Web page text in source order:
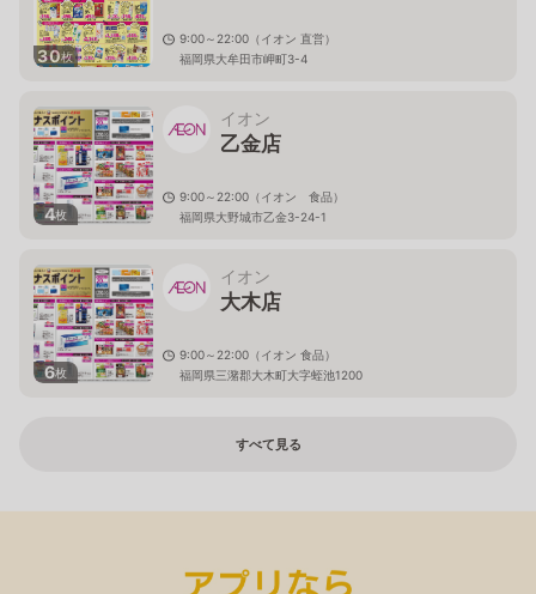
30枚
9:00～22:00（イオン 直営）
福岡県大牟田市岬町3-4
4枚
イオン
乙金店
9:00～22:00（イオン 食品）
福岡県大野城市乙金3-24-1
6枚
イオン
大木店
9:00～22:00（イオン 食品）
福岡県三潴郡大木町大字蛭池1200
すべて見る